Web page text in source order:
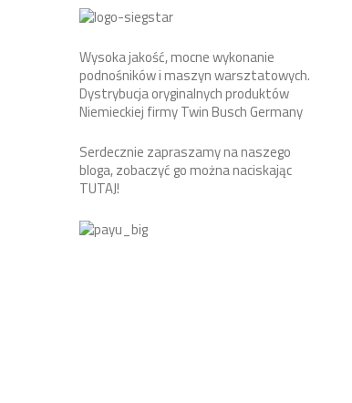
Wysoka jakość, mocne wykonanie
podnośników i maszyn warsztatowych.
Dystrybucja oryginalnych produktów
Niemieckiej firmy Twin Busch Germany
Serdecznie zapraszamy na naszego
bloga, zobaczyć go można naciskając
TUTAJ!